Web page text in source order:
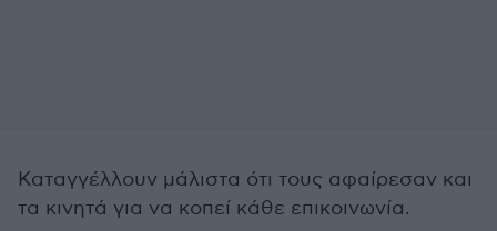
Καταγγέλλουν μάλιστα ότι τους αφαίρεσαν και
τα κινητά για να κοπεί κάθε επικοινωνία.